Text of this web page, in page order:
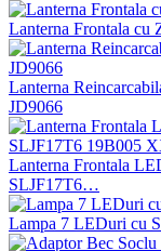
Lanterna Frontala cu
Lanterna
JD9066
Lanterna Frontala
SLJF17T6…
Lampa 7 LEDuri cu